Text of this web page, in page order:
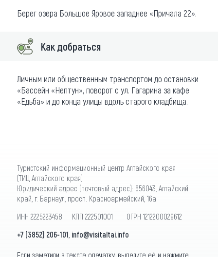
Берег озера Большое Яровое западнее «Причала 22».
Как добраться
Личным или общественным транспортом до остановки
«Бассейн «Нептун», поворот с ул. Гагарина за кафе
«Едьба» и до конца улицы вдоль старого кладбища.
Туристский информационный центр Алтайского края
(ТИЦ Алтайского края)
Юридический адрес (почтовый адрес): 656043, Алтайский
край, г. Барнаул, просп. Красноармейский, 16а
ИНН 2225223458 КПП 222501001 ОГРН 1212200029612
+7 (3852) 206-101 info@visitaltai.info
Если заметили в тексте опечатку, выделите её и нажмите